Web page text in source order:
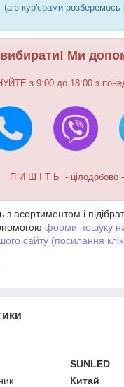
(а з кур'єрами розберемось
Ми
з 9:00 до 18:00 з
П И Ш І Т Ь - цілодобово
асортиментом і
форми пошуку на
сайту (посилання
SUNLED
Китай